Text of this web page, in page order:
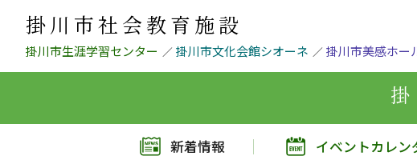
掛川市社会教育施設
掛川市生涯学習センター 掛川市文化会館シオーネ 掛川市美感ホー
新着情報 イベントカレン